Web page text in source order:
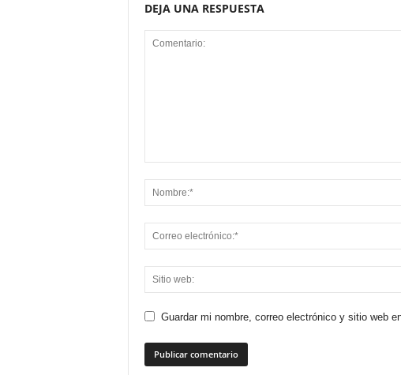
DEJA UNA RESPUESTA
Guardar mi nombre, correo electrónico y sitio web